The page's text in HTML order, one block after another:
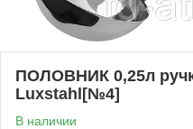
ПОЛОВНИК 0,25л
Luxstahl[№4]
В наличии